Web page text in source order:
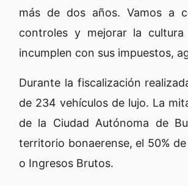
más de dos años. Vamos a
controles y mejorar la
incumplen con sus impuestos,
Durante la fiscalización
de 234 vehículos de lujo. La
de la Ciudad Autónoma de
territorio bonaerense, el 50%
o Ingresos Brutos.